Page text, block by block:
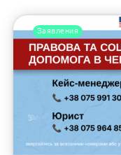
Заявления